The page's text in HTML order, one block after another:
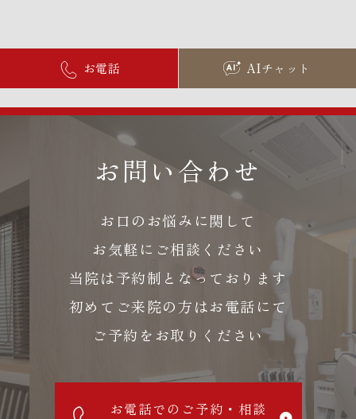
お電話 AIチャット
お問い合わせ
お口のお悩みに関して
お気軽にご相談ください
当院は予約制となっております
初めてご来院の方はお電話にて
ご予約をお取りください
お電話でのご予約・相談